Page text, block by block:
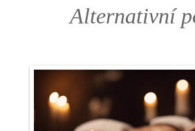
Alternativní